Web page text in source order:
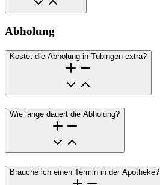
Abholung
Kostet die Abholung in Tübingen extra?
Wie lange dauert die Abholung?
Brauche ich einen Termin in der Apotheke?